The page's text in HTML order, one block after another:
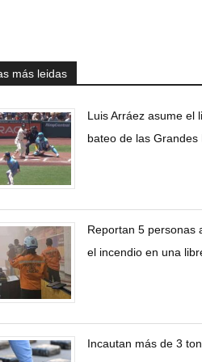
más leidas
Luis Arráez asume el
bateo de las Grandes
Reportan 5 personas
el incendio en una
Incautan más de 3